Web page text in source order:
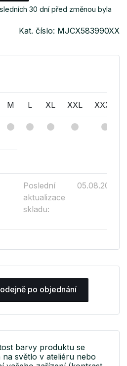
30 dní před změnou byla
Kat. číslo: MJCX583990XX
M L XL XXL XXXL
Poslední
aktualizace
skladu:
05.08.2026
po objednání
barvy produktu se
na světlo v ateliéru nebo